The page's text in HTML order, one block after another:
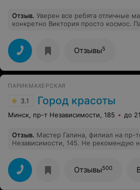
Отзыв. Уверен все ребята отличные
конкретно Виктория просто космос.
Отзывы5
ПАРИКМАХЕРСКАЯ
3.1 Город красоты
Минск, пр-т Независимости, 185 до
Отзыв. Мастер Галина, филиал на пр-
Независимости, 145. Не рекомендую
была на окрашивание корней и
Т.е. нужно было обесцветить корни,
цвет темный, и затонировать по
такой объем работы уходит около 4
Отзывы500